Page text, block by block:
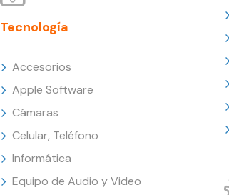
Tecnología
Accesorios
Apple Software
Cámaras
Celular, Teléfono
Informática
Equipo de Audio y Video